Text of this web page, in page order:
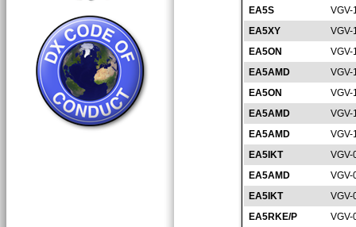
EA5S
VGV-
EA5XY
VGV-
EA5ON
VGV-
EA5AMD
VGV-
EA5ON
VGV-
EA5AMD
VGV-
EA5AMD
VGV-
EA5IKT
VGV-
EA5AMD
VGV-
EA5IKT
VGV-
EA5RKE/P
VGV-